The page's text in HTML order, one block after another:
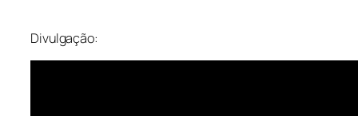
Divulgação: